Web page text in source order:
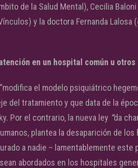
de la Salud Mental), Cecilia
y la doctora Fernanda Lalosa
en un hospital común u
el modelo psiquiátrico
del tratamiento y que data de la
Por el contrario, la nueva ley “da
plantea la desaparición de
a nadie – lamentablemente este
abordados en los hospitales